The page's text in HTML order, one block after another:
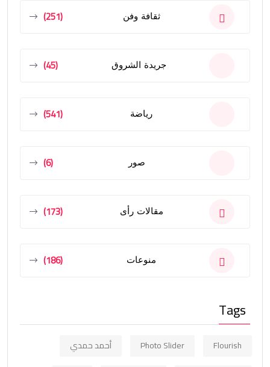
ثقافة وفن (251)
جريدة الشروق (45)
رياضة (541)
صور (6)
مقالات رأى (173)
منوعات (186)
Tags
Flourish
Photo Slider
أحمد حمدي